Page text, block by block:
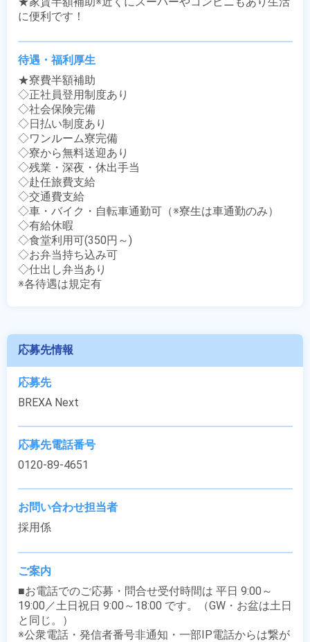
に便利です！
待遇・福利厚生
★寮費半額補助
◇正社員登用制度あり
◇社会保険完備
◇日払い制度あり
◇ワンルーム寮完備
◇寮から無料送迎あり
◇残業・深夜・休出手当
◇赴任旅費支給
◇交通費支給
◇車・バイク・自転車通勤可（※寮生は車通勤のみ）
◇有給休暇
◇食堂利用可(350円～)
◇お弁当持ち込み可
◇仕出し弁当あり
※各待遇は規定有
応募先情報
応募先
BREXA Next
応募先電話番号
0120-89-4651
お問い合わせ担当者
採用係
ご案内
■お電話でのご応募・問合せ受付時間は 平日 9:00～
19:00／土日祝日 9:00～18:00 です。（GW・お盆は土日
と同じ。）
※公衆電話・発信者番号非通知・一部IP電話からは繋が